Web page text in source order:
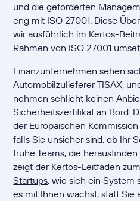
und die geforderten
eng mit ISO 27001. Diese
wir ausführlich im Kertos-
Rahmen von ISO 27001
Finanzunternehmen sehen
Automobilzulieferer TISAX,
nehmen schlicht keinen
Sicherheitszertifikat an Bord.
der Europäischen Kommission
falls Sie unsicher sind, ob Ihr
frühe Teams, die
zeigt der Kertos-Leitfaden
Startups, wie sich ein System
es mit Ihnen wächst, statt Sie